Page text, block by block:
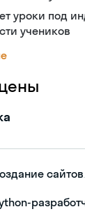
уроки под
учеников
сайтов